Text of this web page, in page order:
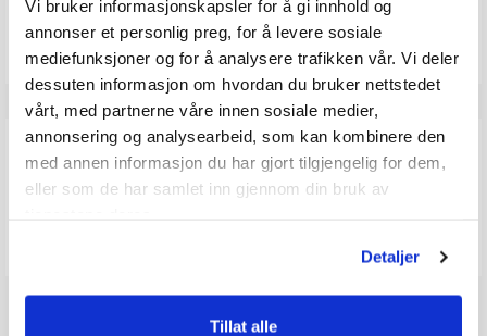
Vi bruker informasjonskapsler for å gi innhold og
annonser et personlig preg, for å levere sosiale
mediefunksjoner og for å analysere trafikken vår. Vi deler
dessuten informasjon om hvordan du bruker nettstedet
vårt, med partnerne våre innen sosiale medier,
annonsering og analysearbeid, som kan kombinere den
med annen informasjon du har gjort tilgjengelig for dem,
eller som de har samlet inn gjennom din bruk av
Detaljer
Tillat alle
Vær oppmerksom på at noen kunder gir en rating uten å skrive en
review, og at antallet ratings derfor vil være forskjellig fra antall
reviews.
Q & A